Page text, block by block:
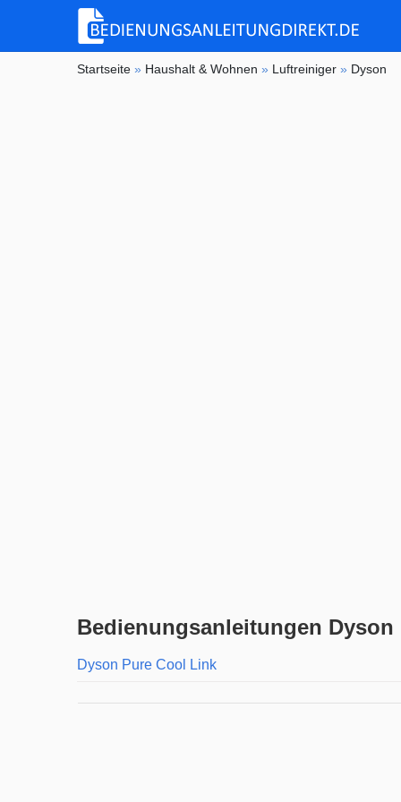
Startseite » Haushalt & Wohnen » Luftreiniger » Dyson
Bedienungsanleitungen
Dyson Pure Cool Link